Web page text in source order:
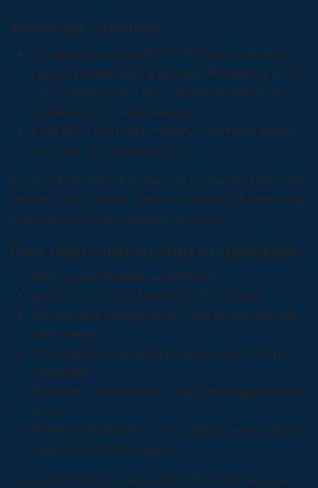
Wichtige Schritte
Zu Hause verstorben? Informieren Sie den
Hausarzt oder den ärztlichen Notdienst (116
117, bundesweit 112). Der Totenschein ist
notwendig für alles Weitere.
In Klinik, Heim oder Hospiz? Dort kümmern
sich die Verantwortlichen.
Bis zu 24 Stunden können Sie zu Hause Abschied
nehmen. Wir stehen Ihnen in diesen Stunden mit
einfühlsamen Ratschlägen zur Seite.
Den Abschied zu Hause gestalten
Kerzen und Blumen aufstellen
Familie und enge Freunde informieren
Persönliche Mitgaben für den Verstorbenen
bereitlegen
Gemeinsam Abschied nehmen oder in Stille
verweilen
Erinnern, aussprechen, was unausgesprochen
blieb
Kinder einbeziehen – sie spüren, wenn etwas
unausgesprochen bleibt
Auch wenn ein geliebter Mensch nicht zu Hause